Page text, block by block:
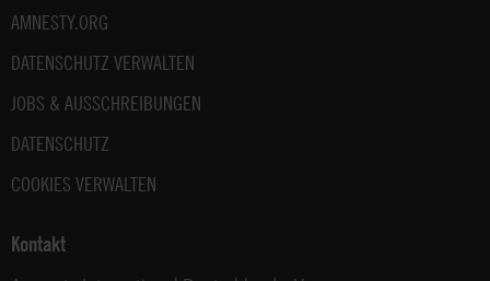
AMNESTY.ORG
DATENSCHUTZ VERWALTEN
JOBS & AUSSCHREIBUNGEN
DATENSCHUTZ
COOKIES VERWALTEN
Kontakt